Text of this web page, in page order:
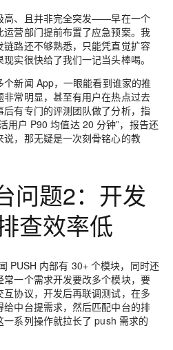
高、且并非完全突发——早在一个
营部门提前布置了应急预案。我
路还不够熟悉，只能凭直觉扩容
实很快给了我们一记当头棒喝。
新闻 App，一眼能看到谁家的推
常明显，甚至有用户在热点过去
有专门的评测团队做了分析，指
用户 P90 均值达 20 分钟”，报告还
，那无疑是一次刻骨铭心的教
问题2：开发
查效率低
PUSH 内部有 30+ 个模块，同时还
一个需求开发要改多个模块，要
协议，开发后再联调测试，在多
中台提需求，然后匹配中台的排
系列操作就拉长了 push 需求的